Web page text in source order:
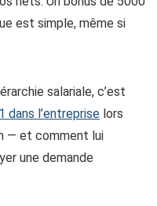
est simple, même si
salariale, c’est
dans l’entreprise lors
— et comment lui
une demande